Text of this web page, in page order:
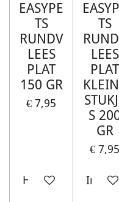
EASYPE
TS
RUNDV
LEES
PLAT
150 GR
€ 7,95
Houd mij op de
TS
LEES
PLAT
S
GR
€ 7,95
In